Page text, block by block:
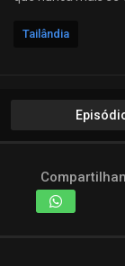
Tailândia